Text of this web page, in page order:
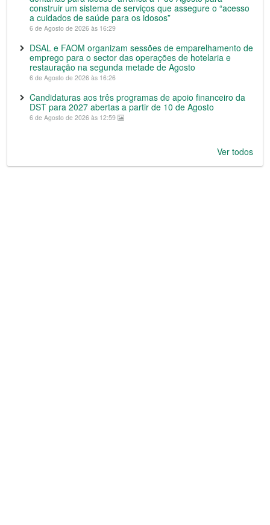
construir um sistema de serviços que assegure o “acesso
a cuidados de saúde para os idosos”
6 de Agosto de 2026 às 16:29
DSAL e FAOM organizam sessões de emparelhamento de
emprego para o sector das operações de hotelaria e
restauração na segunda metade de Agosto
6 de Agosto de 2026 às 16:26
Candidaturas aos três programas de apoio financeiro da
DST para 2027 abertas a partir de 10 de Agosto
6 de Agosto de 2026 às 12:59
Ver todos